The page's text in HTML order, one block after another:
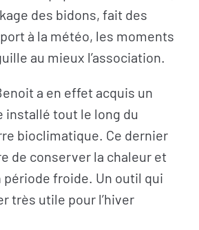
des bidons, fait des
à la météo, les moments
au mieux l’association.
a en effet acquis un
installé tout le long du
bioclimatique. Ce dernier
de conserver la chaleur et
période froide. Un outil qui
très utile pour l’hiver